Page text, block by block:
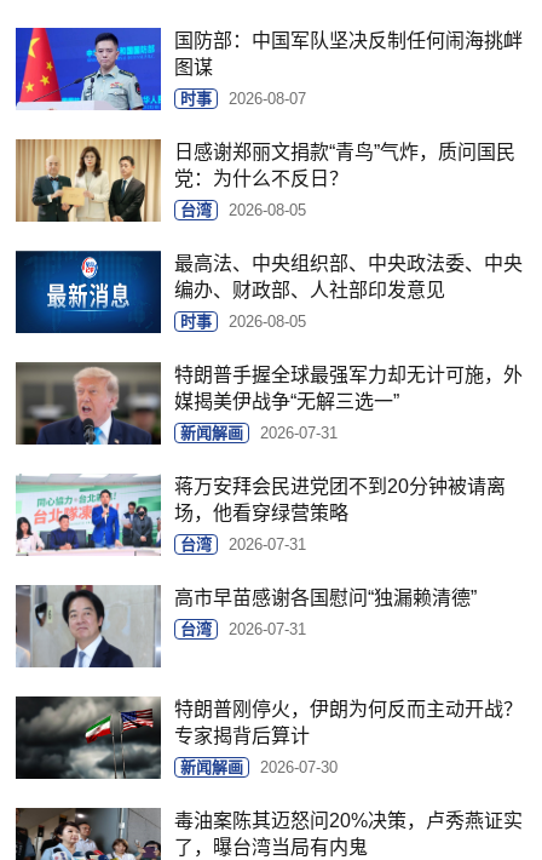
国防部：中国军队坚决反制任何闹海挑衅
图谋
时事 2026-08-07
日感谢郑丽文捐款“青鸟”气炸，质问国民
党：为什么不反日？
台湾 2026-08-05
最高法、中央组织部、中央政法委、中央
编办、财政部、人社部印发意见
时事 2026-08-05
特朗普手握全球最强军力却无计可施，外
媒揭美伊战争“无解三选一”
新闻解画 2026-07-31
蒋万安拜会民进党团不到20分钟被请离
场，他看穿绿营策略
台湾 2026-07-31
高市早苗感谢各国慰问“独漏赖清德”
台湾 2026-07-31
特朗普刚停火，伊朗为何反而主动开战？
专家揭背后算计
新闻解画 2026-07-30
毒油案陈其迈怒问20%决策，卢秀燕证实
了，曝台湾当局有内鬼